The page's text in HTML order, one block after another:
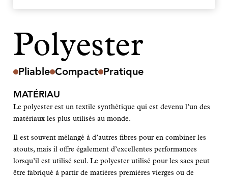
Polyester
Pliable Compact Pratique
MATÉRIAU
Le polyester est un textile synthétique qui est devenu l’un des
matériaux les plus utilisés au monde.
Il est souvent mélangé à d’autres fibres pour en combiner les
atouts, mais il offre également d’excellentes performances
lorsqu’il est utilisé seul. Le polyester utilisé pour les sacs peut
être fabriqué à partir de matières premières vierges ou de